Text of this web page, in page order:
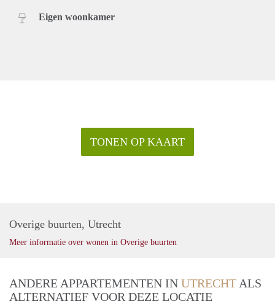
Eigen woonkamer
TONEN OP KAART
Overige buurten, Utrecht
Meer informatie over wonen in Overige buurten
ANDERE APPARTEMENTEN IN UTRECHT ALS
ALTERNATIEF VOOR DEZE LOCATIE